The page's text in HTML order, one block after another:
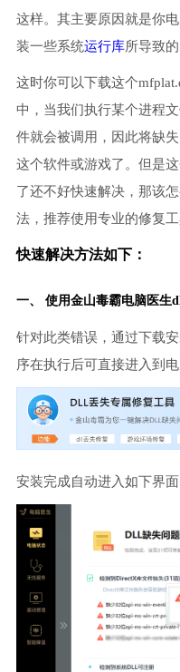
这样。其主要原因就是你
装一些系统运行库所导致的
这时你可以下载这个
中，当我们执行某个进程
件就会被调用，因此将缺
这个软件或游戏了。但是
了还不好快速解决，那该
法，推荐使用专业的修复
快速解决方法如下：
一、 使用金山毒霸电脑医生
针对此类错误，通过下载
序在执行后可直接进入到
安装完成自动进入如下界面